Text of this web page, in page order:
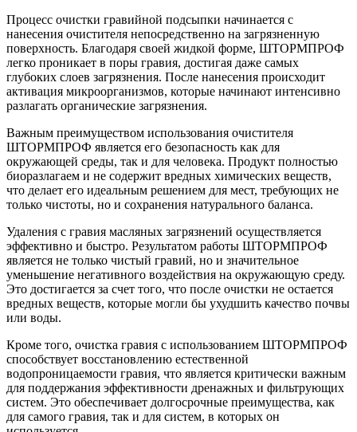
Процесс очистки гравийной подсыпки начинается с
нанесения очистителя непосредственно на загрязненную
поверхность. Благодаря своей жидкой форме, ШТОРМПРОФ
легко проникает в поры гравия, достигая даже самых
глубоких слоев загрязнения. После нанесения происходит
активация микроорганизмов, которые начинают интенсивно
разлагать органические загрязнения.
Важным преимуществом использования очистителя
ШТОРМПРОФ является его безопасность как для
окружающей среды, так и для человека. Продукт полностью
биоразлагаем и не содержит вредных химических веществ,
что делает его идеальным решением для мест, требующих не
только чистоты, но и сохранения натурального баланса.
Удаления с гравия масляных загрязнений осуществляется
эффективно и быстро. Результатом работы ШТОРМПРОФ
является не только чистый гравий, но и значительное
уменьшение негативного воздействия на окружающую среду.
Это достигается за счет того, что после очистки не остается
вредных веществ, которые могли бы ухудшить качество почвы
или воды.
Кроме того, очистка гравия с использованием ШТОРМПРОФ
способствует восстановлению естественной
водопроницаемости гравия, что является критически важным
для поддержания эффективности дренажных и фильтрующих
систем. Это обеспечивает долгосрочные преимущества, как
для самого гравия, так и для систем, в которых он